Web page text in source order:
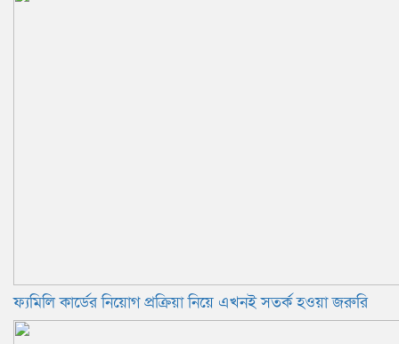
ফ্যমিলি কার্ডের নিয়োগ প্রক্রিয়া নিয়ে এখনই সতর্ক হওয়া জরুরি